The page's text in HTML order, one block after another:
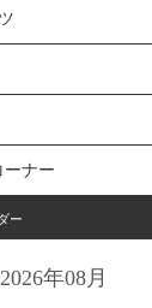
ーナー
ー
2026年08月